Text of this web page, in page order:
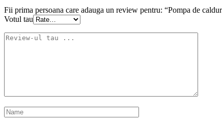
Fii prima persoana care adauga un review pentru: “Pompa de
Votul tau